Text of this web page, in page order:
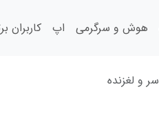
هوش و سرگرمی اپ کاربران
سر و لغزنده